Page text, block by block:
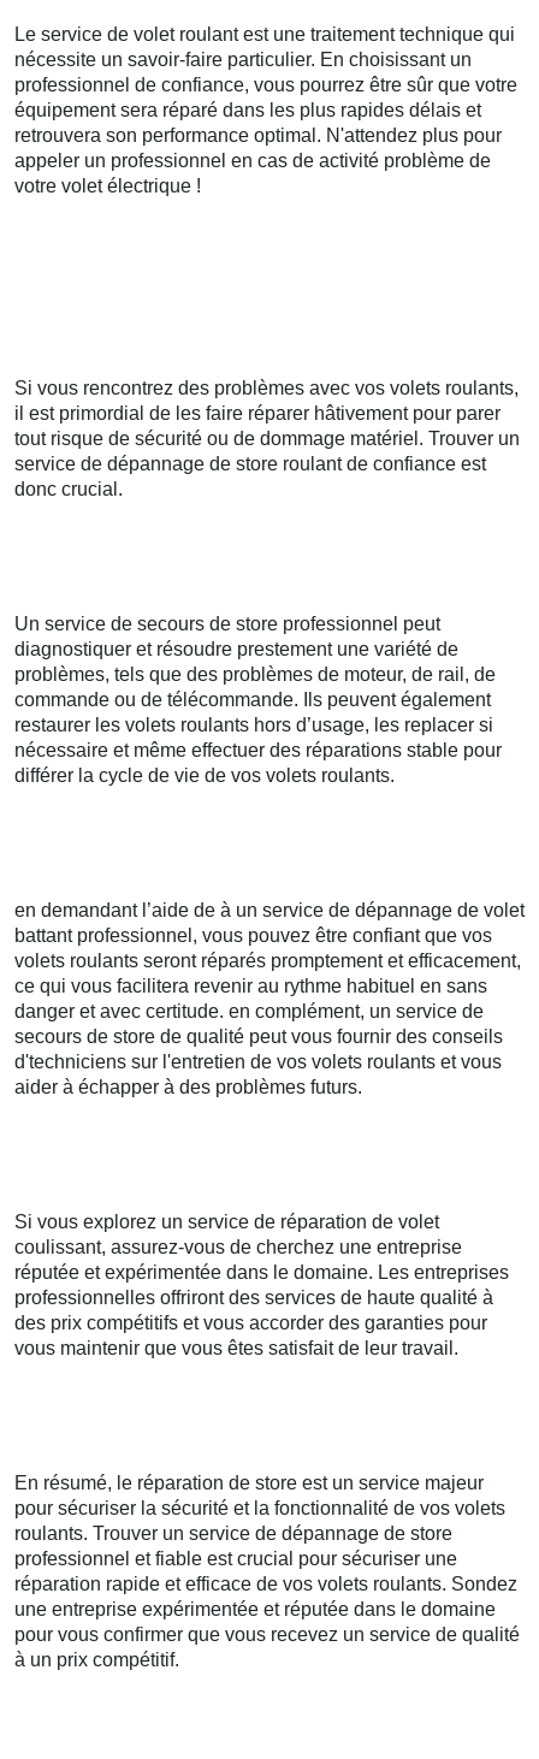
Le service de volet roulant est une traitement technique qui
nécessite un savoir-faire particulier. En choisissant un
professionnel de confiance, vous pourrez être sûr que votre
équipement sera réparé dans les plus rapides délais et
retrouvera son performance optimal. N'attendez plus pour
appeler un professionnel en cas de activité problème de
votre volet électrique !
Si vous rencontrez des problèmes avec vos volets roulants,
il est primordial de les faire réparer hâtivement pour parer
tout risque de sécurité ou de dommage matériel. Trouver un
service de dépannage de store roulant de confiance est
donc crucial.
Un service de secours de store professionnel peut
diagnostiquer et résoudre prestement une variété de
problèmes, tels que des problèmes de moteur, de rail, de
commande ou de télécommande. Ils peuvent également
restaurer les volets roulants hors d’usage, les replacer si
nécessaire et même effectuer des réparations stable pour
différer la cycle de vie de vos volets roulants.
en demandant l’aide de à un service de dépannage de volet
battant professionnel, vous pouvez être confiant que vos
volets roulants seront réparés promptement et efficacement,
ce qui vous facilitera revenir au rythme habituel en sans
danger et avec certitude. en complément, un service de
secours de store de qualité peut vous fournir des conseils
d'techniciens sur l'entretien de vos volets roulants et vous
aider à échapper à des problèmes futurs.
Si vous explorez un service de réparation de volet
coulissant, assurez-vous de cherchez une entreprise
réputée et expérimentée dans le domaine. Les entreprises
professionnelles offriront des services de haute qualité à
des prix compétitifs et vous accorder des garanties pour
vous maintenir que vous êtes satisfait de leur travail.
En résumé, le réparation de store est un service majeur
pour sécuriser la sécurité et la fonctionnalité de vos volets
roulants. Trouver un service de dépannage de store
professionnel et fiable est crucial pour sécuriser une
réparation rapide et efficace de vos volets roulants. Sondez
une entreprise expérimentée et réputée dans le domaine
pour vous confirmer que vous recevez un service de qualité
à un prix compétitif.